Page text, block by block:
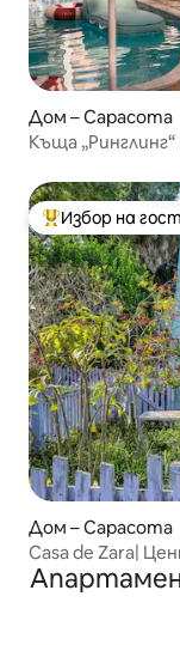
Дом – Сарасота
Къща
Най-популярен
Избор на
Дом – Сарасота
Casa de Zara|
плажа Лидо